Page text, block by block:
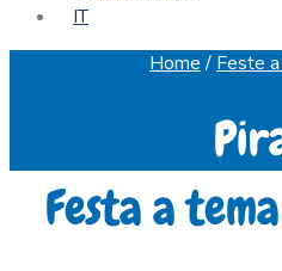
IT
Home / Feste
Festa a